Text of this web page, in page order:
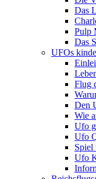
Das
Pulp
Das
UFOs
Flug
Den
Wie
Ufo
Ufo
Spiel
Ufo